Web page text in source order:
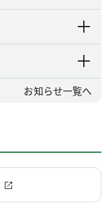
お知らせ一覧へ